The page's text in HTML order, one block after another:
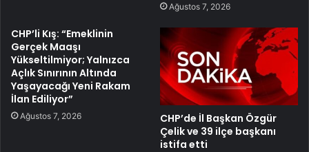
Ağustos 7, 2026
CHP’li Kış: “Emeklinin
Gerçek Maaşı
Yükseltilmiyor; Yalnızca
Açlık Sınırının Altında
Yaşayacağı Yeni Rakam
İlan Ediliyor”
Ağustos 7, 2026
CHP’de İl Başkan Özgür
Çelik ve 39 ilçe başkanı
istifa etti